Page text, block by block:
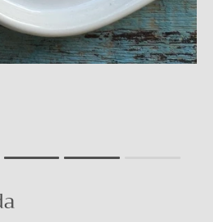
for "" is 4.